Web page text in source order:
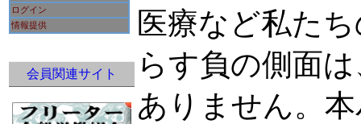
ログイン
情報提供
会員関連サイト
医療など私た
らす負の側面
ありません。